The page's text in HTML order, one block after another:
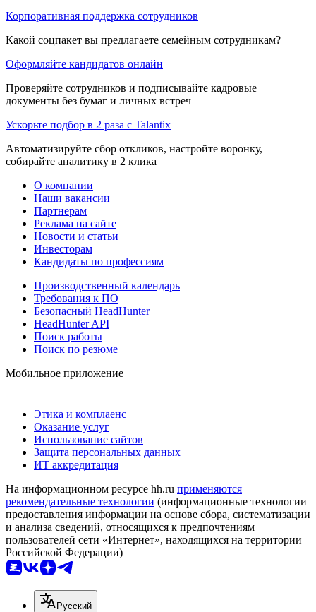
Корпоративная поддержка сотрудников
Какой соцпакет вы предлагаете семейным сотрудникам?
Оформляйте кандидатов онлайн
Проверяйте сотрудников и подписывайте кадровые
документы без бумаг и личных встреч
Ускорьте подбор в 2 раза с Talantix
Автоматизируйте сбор откликов, настройте воронку,
собирайте аналитику в 2 клика
О компании
Наши вакансии
Партнерам
Реклама на сайте
Новости и статьи
Инвесторам
Кандидаты по профессиям
Производственный календарь
Требования к ПО
Безопасный HeadHunter
HeadHunter API
Поиск работы
Поиск по резюме
Мобильное приложение
Этика и комплаенс
Оказание услуг
Использование сайтов
Защита персональных данных
ИТ аккредитация
На информационном ресурсе hh.ru применяются
рекомендательные технологии (информационные технологии
предоставления информации на основе сбора, систематизации
и анализа сведений, относящихся к предпочтениям
пользователей сети «Интернет», находящихся на территории
Российской Федерации)
Русский